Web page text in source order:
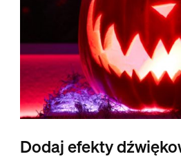
Dodaj efekty